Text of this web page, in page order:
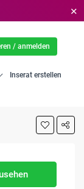
✕
Inserat erstellen
/ anmelden